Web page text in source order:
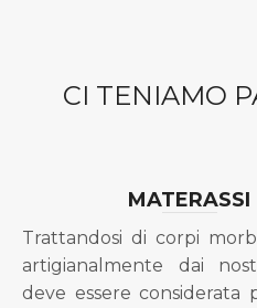
CI TENIAMO
MATERASSI
Trattandosi di corpi
artigianalmente dai
deve essere considerata